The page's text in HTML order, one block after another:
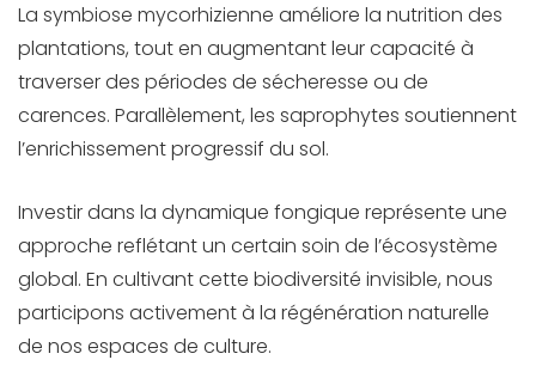
La symbiose mycorhizienne améliore la nutrition des
plantations, tout en augmentant leur capacité à
traverser des périodes de sécheresse ou de
carences. Parallèlement, les saprophytes soutiennent
l’enrichissement progressif du sol.
Investir dans la dynamique fongique représente une
approche reflétant un certain soin de l’écosystème
global. En cultivant cette biodiversité invisible, nous
participons activement à la régénération naturelle
de nos espaces de culture.